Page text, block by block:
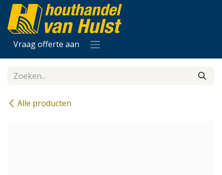
Overslaan naar inhoud
Vraag offerte aan
Alle producten